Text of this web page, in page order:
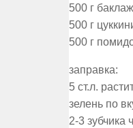
500 г
500 г
500 г
заправка:
5 ст.л.
зелень по
2-3 зубчика